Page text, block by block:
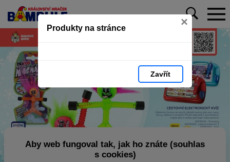
Produkty na stránce ×
Zavřít
Aby web fungoval tak, jak ho znáte (souhlas
s cookies)